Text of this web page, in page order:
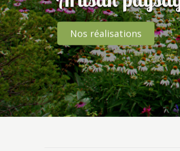
Nos réalisations